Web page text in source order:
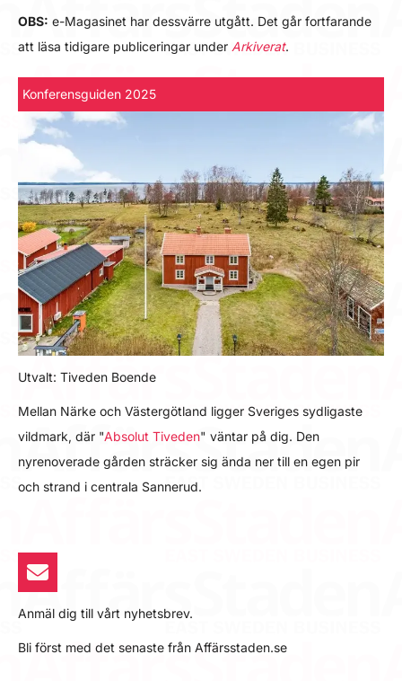
OBS: e-Magasinet har dessvärre utgått. Det går fortfarande
att läsa tidigare publiceringar under Arkiverat.
Konferensguiden 2025
Utvalt: Tiveden Boende
Mellan Närke och Västergötland ligger Sveriges sydligaste
vildmark, där "Absolut Tiveden" väntar på dig. Den
nyrenoverade gården sträcker sig ända ner till en egen pir
och strand i centrala Sannerud.
Anmäl dig till vårt nyhetsbrev.
Bli först med det senaste från Affärsstaden.se